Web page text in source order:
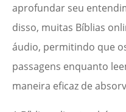
aprofundar seu
disso, muitas Bíblias
áudio, permitindo que
passagens enquanto
maneira eficaz de